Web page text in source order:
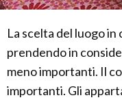
La scelta del luogo
prendendo in
meno importanti. Il
importanti. Gli